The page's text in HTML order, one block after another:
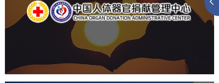
国企 品牌官网 网站建设